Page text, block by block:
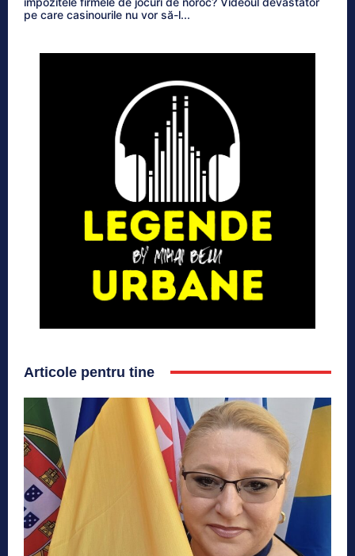
pe care casinourile nu vor să-l...
Articole pentru tine